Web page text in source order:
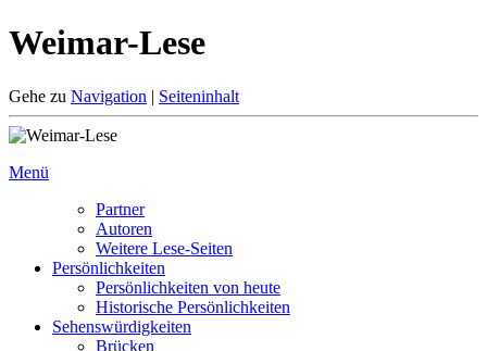
Weimar-Lese
Gehe zu Navigation | Seiteninhalt
Menü
Partner
Autoren
Weitere Lese-Seiten
Persönlichkeiten
Persönlichkeiten von heute
Historische Persönlichkeiten
Sehenswürdigkeiten
Brücken